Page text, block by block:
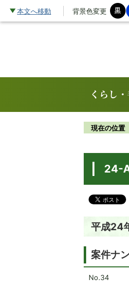
本文へ移動 背景色変更
くらし
現在の位置
24-
平成24
案件ナ
No.34